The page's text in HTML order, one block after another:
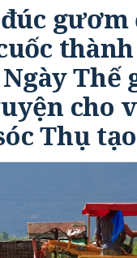
gươm
thành
Thế
cho
Thụ tạo